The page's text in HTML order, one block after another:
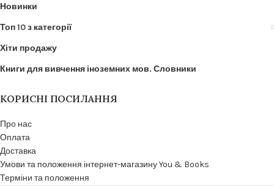
Новинки
Топ 10 з категорії
Хіти продажу
Книги для вивчення іноземних мов. Словники
КОРИСНІ ПОСИЛАННЯ
Про нас
Оплата
Доставка
Умови та положення інтернет-магазину You & Books
Терміни та положення